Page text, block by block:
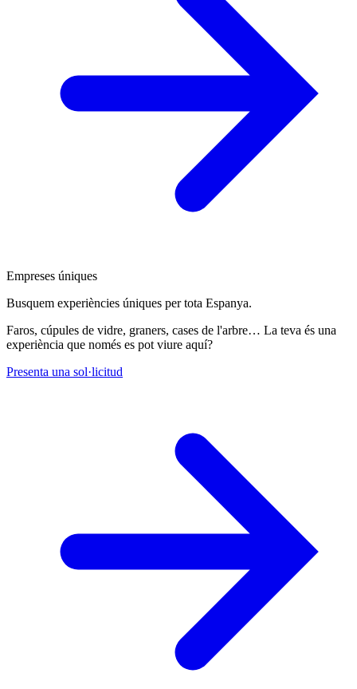
Empreses úniques
Busquem experiències úniques per tota Espanya.
Faros, cúpules de vidre, graners, cases de l'arbre… La teva és una
experiència que només es pot viure aquí?
Presenta una sol·licitud